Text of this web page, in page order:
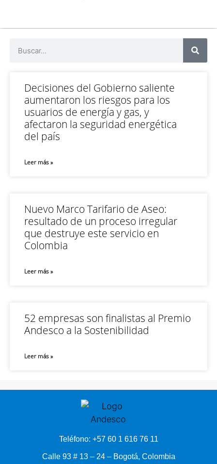
Decisiones del Gobierno saliente
aumentaron los riesgos para los
usuarios de energía y gas, y
afectaron la seguridad energética
del país
Leer más »
Nuevo Marco Tarifario de Aseo:
resultado de un proceso irregular
que destruye este servicio en
Colombia
Leer más »
52 empresas son finalistas al Premio
Andesco a la Sostenibilidad
Leer más »
Teléfono: +57 60 1 616 76 11
Calle 93 # 13 – 24 – Bogotá, Colombia